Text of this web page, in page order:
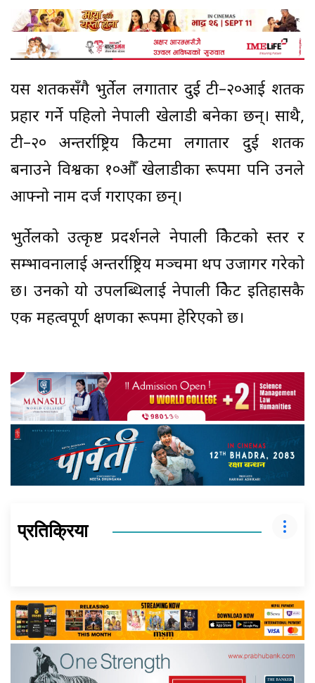
यस शतकसँगै भुर्तेल लगातार दुई टी–२०आई शतक
प्रहार गर्ने पहिलो नेपाली खेलाडी बनेका छन्। साथै,
टी–२० अन्तर्राष्ट्रिय क्रिकेटमा लगातार दुई शतक
बनाउने विश्वका १०औँ खेलाडीका रूपमा पनि उनले
आफ्नो नाम दर्ज गराएका छन्।
भुर्तेलको उत्कृष्ट प्रदर्शनले नेपाली क्रिकेटको स्तर र
सम्भावनालाई अन्तर्राष्ट्रिय मञ्चमा थप उजागर गरेको
छ। उनको यो उपलब्धिलाई नेपाली क्रिकेट इतिहासकै
एक महत्वपूर्ण क्षणका रूपमा हेरिएको छ।
प्रतिक्रिया